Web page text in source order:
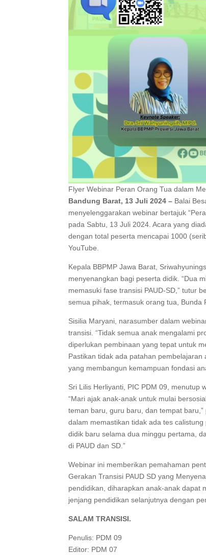
Flyer Webinar Peran Orang Tua dalam
Bandung Barat, 13 Juli 2024 – Balai
menyelenggarakan webinar bertajuk
pada Sabtu, 13 Juli 2024. Acara yang
dengan total peserta mencapai 1000
YouTube.
Kepala BBPMP Jawa Barat,
menyenangkan bagi peserta didik. “Dua
memasuki fase transisi PAUD-SD,” tutur
semua pihak, termasuk orang tua, Bunda
Sisilia Maryani, narasumber dalam
transisi. “Tidak semua anak mengalami
diperlukan pembinaan yang tepat untuk
Pastikan tidak ada patahan
yang membangun kemampuan fondasi
Sri Lilis Herliyanti, PIC PDM 09, menutup
“Mari ajak anak-anak untuk mulai
teman baru, guru baru, dan tempat
dalam memastikan tidak ada tes
didik baru selama dua minggu pertama,
di PAUD dan SD.”
Webinar ini memberikan pemahaman
Gerakan Transisi PAUD SD yang
pendidikan, diharapkan anak-anak dapat
jenjang pendidikan selanjutnya dengan
SALAM TRANSISI.
Penulis: PDM 09
Editor: PDM 07